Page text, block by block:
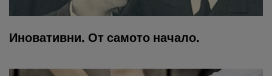
Иновативни. От самото начало.